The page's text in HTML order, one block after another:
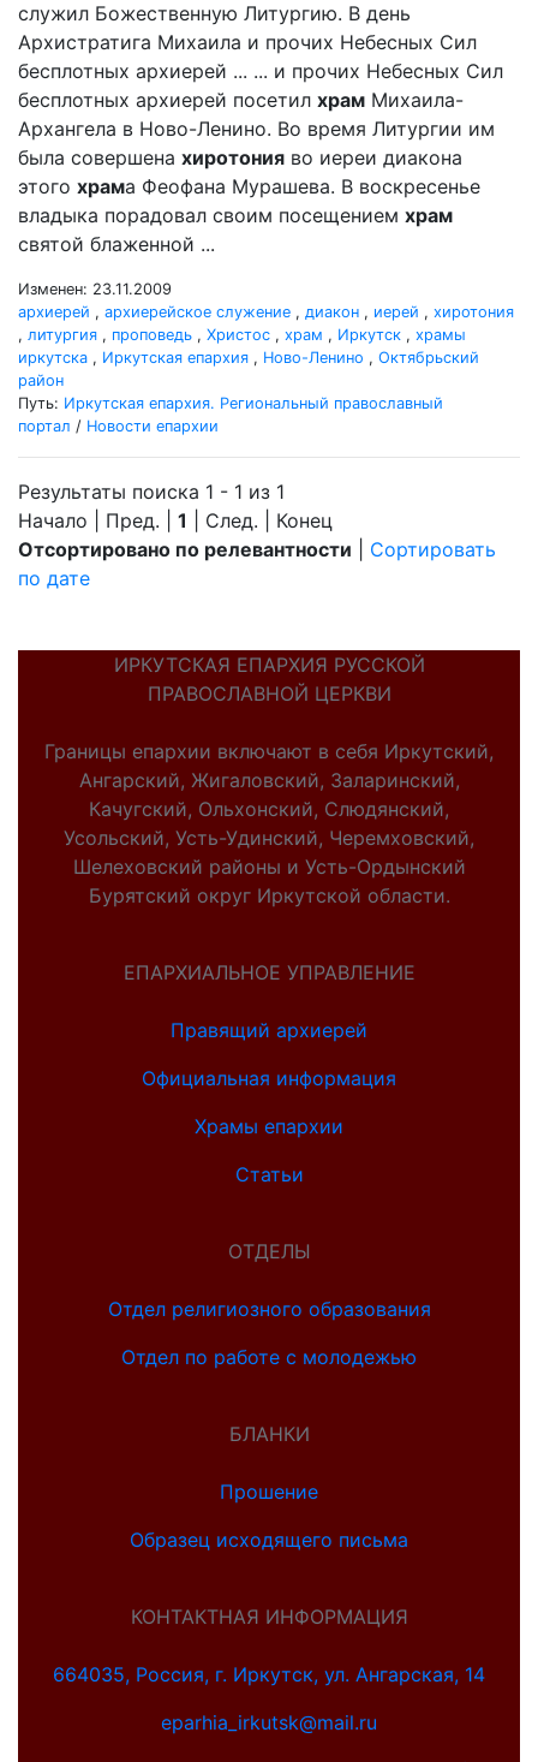
служил Божественную Литургию. В день
Архистратига Михаила и прочих Небесных Сил
бесплотных архиерей ... ... и прочих Небесных Сил
бесплотных архиерей посетил храм Михаила-
Архангела в Ново-Ленино. Во время Литургии им
была совершена хиротония во иереи диакона
этого храма Феофана Мурашева. В воскресенье
владыка порадовал своим посещением храм
святой блаженной ...
Изменен: 23.11.2009
архиерей , архиерейское служение , диакон , иерей , хиротония
, литургия , проповедь , Христос , храм , Иркутск , храмы
иркутска , Иркутская епархия , Ново-Ленино , Октябрьский
район
Путь: Иркутская епархия. Региональный православный
портал / Новости епархии
Результаты поиска 1 - 1 из 1
Начало | Пред. | 1 | След. | Конец
Отсортировано по релевантности
Сортировать
по дате
ИРКУТСКАЯ ЕПАРХИЯ РУССКОЙ
ПРАВОСЛАВНОЙ ЦЕРКВИ
Границы епархии включают в себя Иркутский,
Ангарский, Жигаловский, Заларинский,
Качугский, Ольхонский, Слюдянский,
Усольский, Усть-Удинский, Черемховский,
Шелеховский районы и Усть-Ордынский
Бурятский округ Иркутской области.
ЕПАРХИАЛЬНОЕ УПРАВЛЕНИЕ
Правящий архиерей
Официальная информация
Храмы епархии
Статьи
ОТДЕЛЫ
Отдел религиозного образования
Отдел по работе с молодежью
БЛАНКИ
Прошение
Образец исходящего письма
КОНТАКТНАЯ ИНФОРМАЦИЯ
664035, Россия, г. Иркутск, ул. Ангарская, 14
eparhia_irkutsk@mail.ru